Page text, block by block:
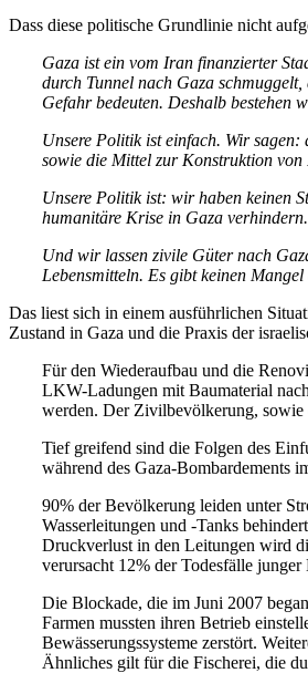
Dass diese politische Grundlinie nicht
Gaza ist ein vom Iran finanzierter
durch Tunnel nach Gaza
Gefahr bedeuten. Deshalb bestehen
Unsere Politik ist einfach. Wir
sowie die Mittel zur Konstruktion von
Unsere Politik ist: wir haben keinen
humanitäre Krise in Gaza
Und wir lassen zivile Güter nach
Lebensmitteln. Es gibt keinen
Das liest sich in einem ausführlichen
Zustand in Gaza und die Praxis der
Für den Wiederaufbau und die
LKW-Ladungen mit Baumaterial
werden. Der Zivilbevölkerung,
Tief greifend sind die Folgen des
während des Gaza-Bombardements
90% der Bevölkerung leiden unter
Wasserleitungen und -Tanks
Druckverlust in den Leitungen wird
verursacht 12% der Todesfälle
Die Blockade, die im Juni 2007
Farmen mussten ihren Betrieb
Bewässerungssysteme zerstört.
Ähnliches gilt für die Fischerei, die